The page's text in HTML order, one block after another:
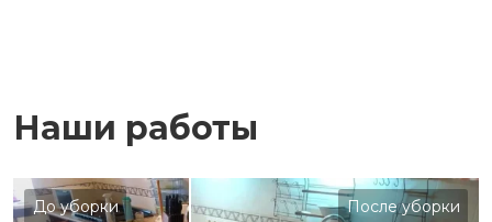
Наши работы
До уборки После уборки